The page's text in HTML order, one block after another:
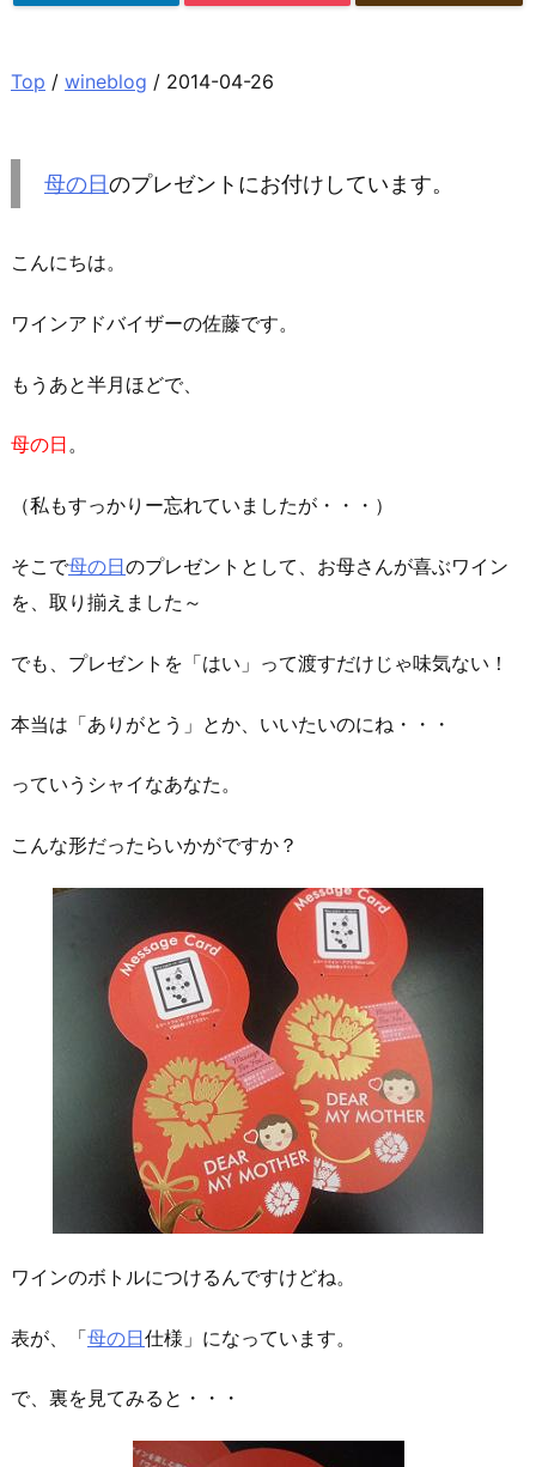
Top / wineblog / 2014-04-26
母の日のプレゼントにお付けしています。
こんにちは。
ワインアドバイザーの佐藤です。
もうあと半月ほどで、
母の日。
（私もすっかりー忘れていましたが・・・）
そこで母の日のプレゼントとして、お母さんが喜ぶワイン
を、取り揃えました～
でも、プレゼントを「はい」って渡すだけじゃ味気ない！
本当は「ありがとう」とか、いいたいのにね・・・
っていうシャイなあなた。
こんな形だったらいかがですか？
ワインのボトルにつけるんですけどね。
表が、「母の日仕様」になっています。
で、裏を見てみると・・・